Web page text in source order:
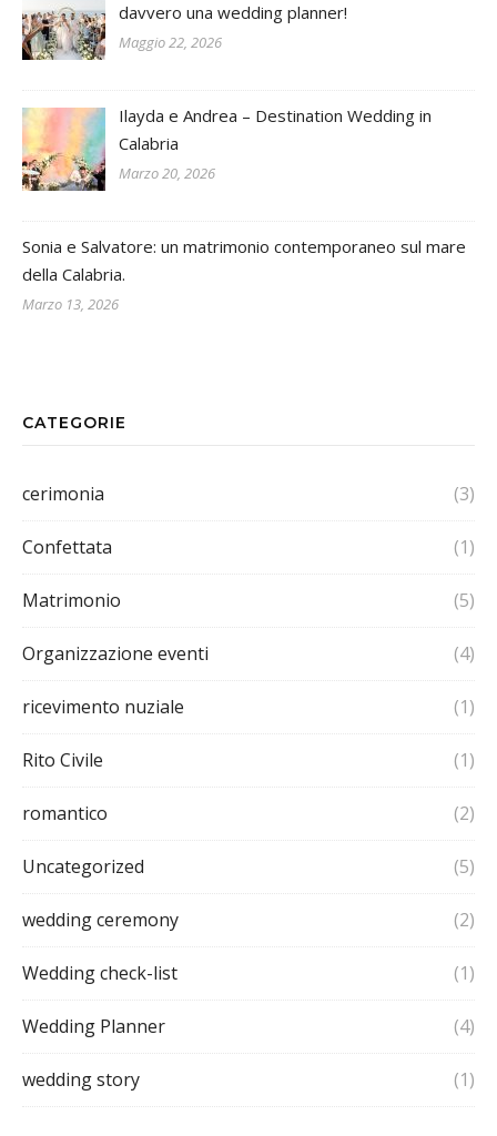
davvero una wedding planner!
Maggio 22, 2026
Ilayda e Andrea – Destination Wedding in
Calabria
Marzo 20, 2026
Sonia e Salvatore: un matrimonio contemporaneo sul mare
della Calabria.
Marzo 13, 2026
CATEGORIE
cerimonia (3)
Confettata (1)
Matrimonio (5)
Organizzazione eventi (4)
ricevimento nuziale (1)
Rito Civile (1)
romantico (2)
Uncategorized (5)
wedding ceremony (2)
Wedding check-list (1)
Wedding Planner (4)
wedding story (1)